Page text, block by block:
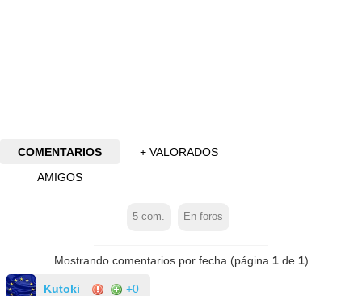
COMENTARIOS
+ VALORADOS
AMIGOS
5 com. En foros
Mostrando comentarios por fecha (página 1de 1)
Kutoki +0